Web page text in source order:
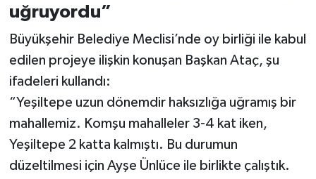
uğruyordu”
Büyükşehir Belediye Meclisi’nde oy birliği ile kabul
edilen projeye ilişkin konuşan Başkan Ataç, şu
ifadeleri kullandı:
“Yeşiltepe uzun dönemdir haksızlığa uğramış bir
mahallemiz. Komşu mahalleler 3-4 kat iken,
Yeşiltepe 2 katta kalmıştı. Bu durumun
düzeltilmesi için Ayşe Ünlüce ile birlikte çalıştık.